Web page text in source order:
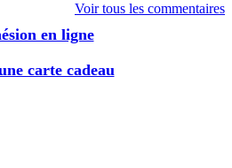
Voir tous les commentaires
en ligne
carte cadeau